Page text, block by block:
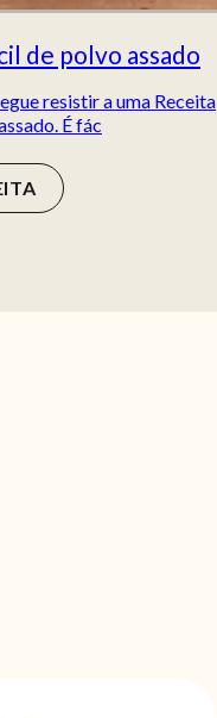
de polvo assado
resistir a uma Receita
É fác